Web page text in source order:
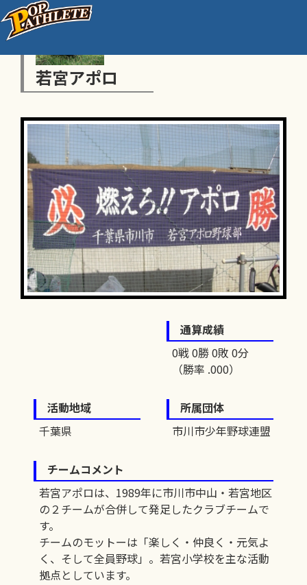
若宮アポロ
通算成績
0戦 0勝 0敗 0分
（勝率 .000）
活動地域
千葉県
所属団体
市川市少年野球連盟
チームコメント
若宮アポロは、1989年に市川市中山・若宮地区
の２チームが合併して発足したクラブチームで
す。
チームのモットーは「楽しく・仲良く・元気よ
く、そして全員野球」。若宮小学校を主な活動
拠点としています。